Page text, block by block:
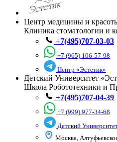
Центр медицины и
Клиника стоматологии и
+7(495)707-03-03
+7 (965) 106-57-98
Центр «Эстетик»
Детский Университет
Школа Робототехники и
+7(495)707-04-39
+7 (999) 977-34-68
Детский
Москва,